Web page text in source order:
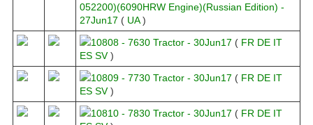
052200)(6090HRW Engine)(Russian Edition) -
27Jun17 ( UA)
10808 - 7630 Tractor - 30Jun17 ( FR DE IT
ES SV)
10809 - 7730 Tractor - 30Jun17 ( FR DE IT
ES SV)
10810 - 7830 Tractor - 30Jun17 ( FR DE IT